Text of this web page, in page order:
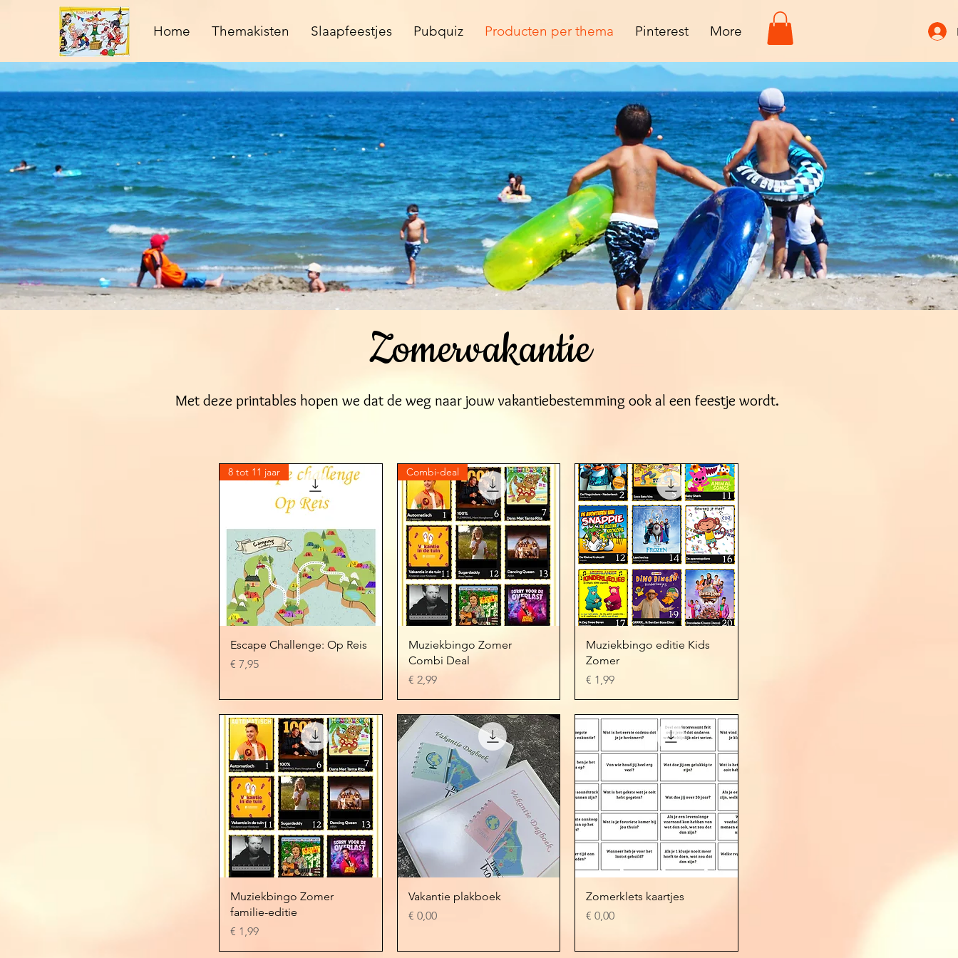
Home Themakisten Slaapfeestjes Pubquiz Producten per thema Pinterest More
Zomervakantie
Met deze printables hopen we dat de weg naar jouw vakantiebestemming ook al een feestje wordt.
Snel overzicht
8 tot 11 jaar
Escape Challenge: Op Reis
Prijs
€ 7,95
Snel overzicht
Combi-deal
Muziekbingo Zomer
Combi Deal
Prijs
€ 2,99
Snel overzicht
Muziekbingo editie Kids
Zomer
Prijs
€ 1,99
Snel overzicht
Muziekbingo Zomer
familie-editie
Prijs
€ 1,99
Snel overzicht
Vakantie plakboek
Prijs
€ 0,00
Snel overzicht
Zomerklets kaartjes
Prijs
€ 0,00